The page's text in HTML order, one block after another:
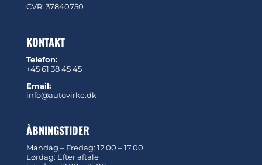
CVR: 37840750
KONTAKT
Telefon:
+45 61 38 45 45
Email:
info@autovirke.dk
ÅBNINGSTIDER
Mandag – Fredag: 12.00 – 17.00
Lørdag: Efter aftale